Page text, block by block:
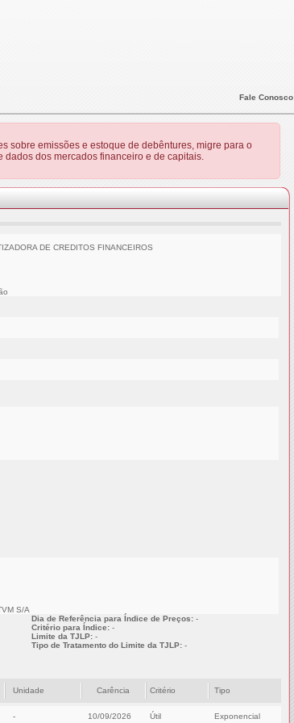
Fale Conosco
sobre emissões e estoque de debêntures, migre para o
dos mercados financeiro e de capitais.
DE CREDITOS FINANCEIROS
S/A
Dia de Referência para Índice de Preços:-
Critério para Índice:-
Limite da TJLP:-
Tipo de Tratamento do Limite da TJLP:-
Unidade Carência Critério Tipo
- 10/09/2026 Útil Exponencial